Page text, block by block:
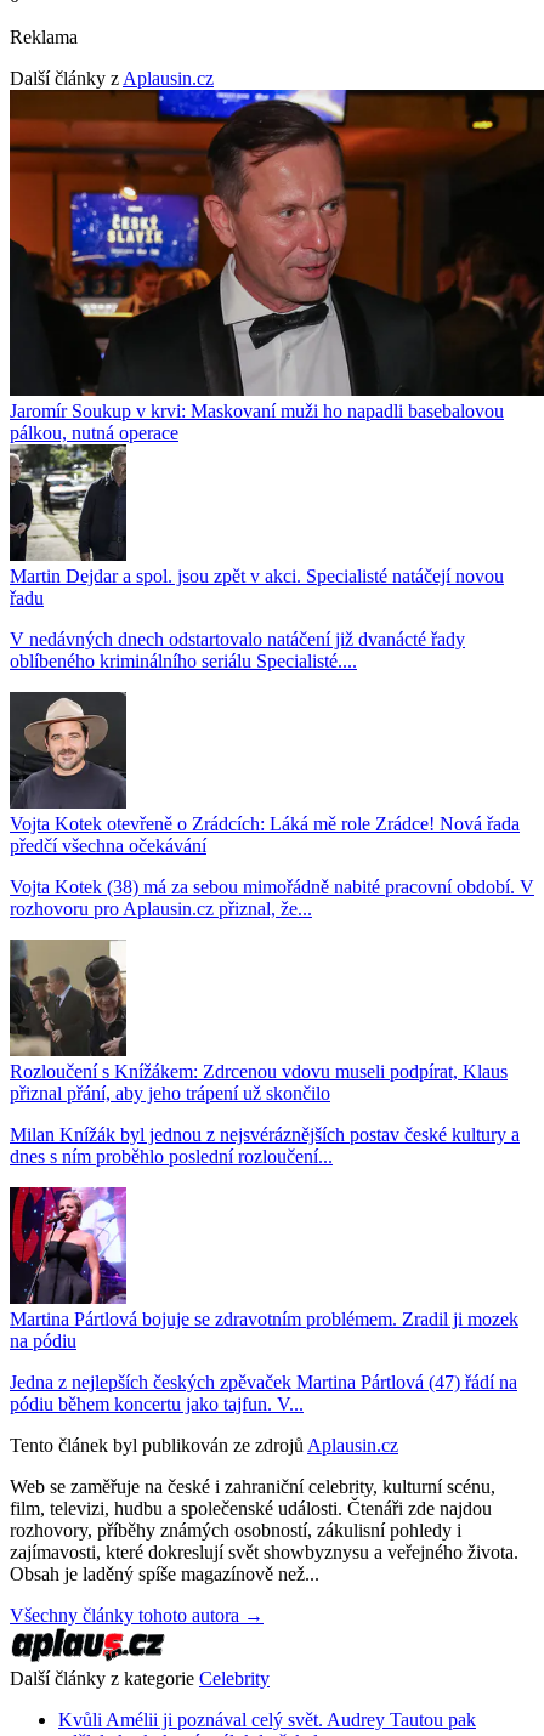
Reklama
Další články z Aplausin.cz
Jaromír Soukup v krvi: Maskovaní muži ho napadli basebalovou
pálkou, nutná operace
Martin Dejdar a spol. jsou zpět v akci. Specialisté natáčejí novou
řadu
V nedávných dnech odstartovalo natáčení již dvanácté řady
oblíbeného kriminálního seriálu Specialisté....
Vojta Kotek otevřeně o Zrádcích: Láká mě role Zrádce! Nová řada
předčí všechna očekávání
Vojta Kotek (38) má za sebou mimořádně nabité pracovní období. V
rozhovoru pro Aplausin.cz přiznal, že...
Rozloučení s Knížákem: Zdrcenou vdovu museli podpírat, Klaus
přiznal přání, aby jeho trápení už skončilo
Milan Knížák byl jednou z nejsvéráznějších postav české kultury a
dnes s ním proběhlo poslední rozloučení...
Martina Pártlová bojuje se zdravotním problémem. Zradil ji mozek
na pódiu
Jedna z nejlepších českých zpěvaček Martina Pártlová (47) řádí na
pódiu během koncertu jako tajfun. V...
Tento článek byl publikován ze zdrojů Aplausin.cz
Web se zaměřuje na české i zahraniční celebrity, kulturní scénu,
film, televizi, hudbu a společenské události. Čtenáři zde najdou
rozhovory, příběhy známých osobností, zákulisní pohledy i
zajímavosti, které dokreslují svět showbyznysu a veřejného života.
Obsah je laděný spíše magazínově než...
Všechny články tohoto autora →
Další články z kategorie Celebrity
Kvůli Amélii ji poznával celý svět. Audrey Tautou pak